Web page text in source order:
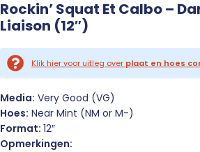
Rockin’ Squat Et Calbo –
Liaison (12″)
Klik hier voor uitleg over plaat en hoes
Media: Very Good (VG)
Hoes: Near Mint (NM or M-)
Format: 12″
Opmerkingen: